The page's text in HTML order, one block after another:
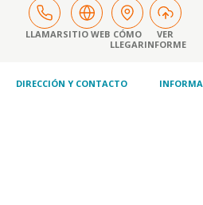
LLAMARSITIO WEB CÓMO
LLEGAR
VER
INFORME
DIRECCIÓN Y CONTACTO